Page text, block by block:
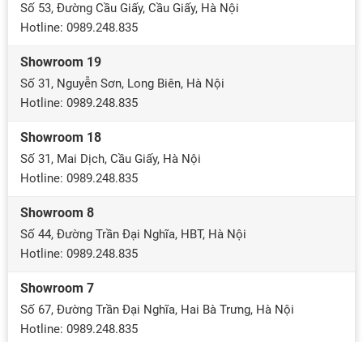
Số 53, Đường Cầu Giấy, Cầu Giấy, Hà Nội
Hotline: 0989.248.835
Showroom 19
Số 31, Nguyễn Sơn, Long Biên, Hà Nội
Hotline: 0989.248.835
Showroom 18
Số 31, Mai Dịch, Cầu Giấy, Hà Nội
Hotline: 0989.248.835
Showroom 8
Số 44, Đường Trần Đại Nghĩa, HBT, Hà Nội
Hotline: 0989.248.835
Showroom 7
Số 67, Đường Trần Đại Nghĩa, Hai Bà Trưng, Hà Nội
Hotline: 0989.248.835